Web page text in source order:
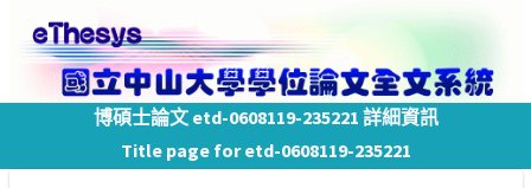
博碩士論文 etd-0608119-235221 詳細資訊
Title page for etd-0608119-235221